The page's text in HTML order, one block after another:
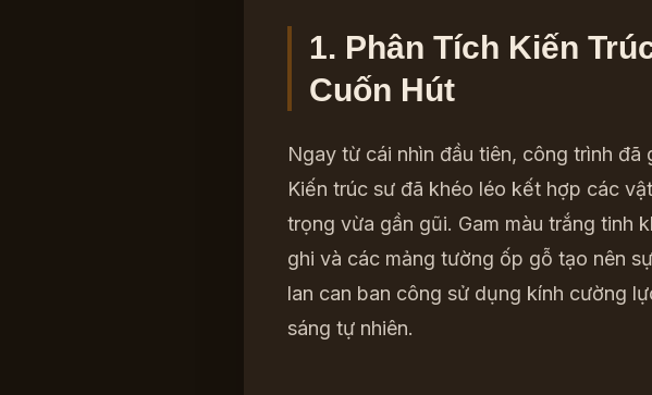
1. Phân Tích Kiến
Cuốn Hút
Ngay từ cái nhìn đầu tiên, công trình
Kiến trúc sư đã khéo léo kết hợp các
trọng vừa gần gũi. Gam màu trắng tinh
ghi và các mảng tường ốp gỗ tạo nên
lan can ban công sử dụng kính cường
sáng tự nhiên.